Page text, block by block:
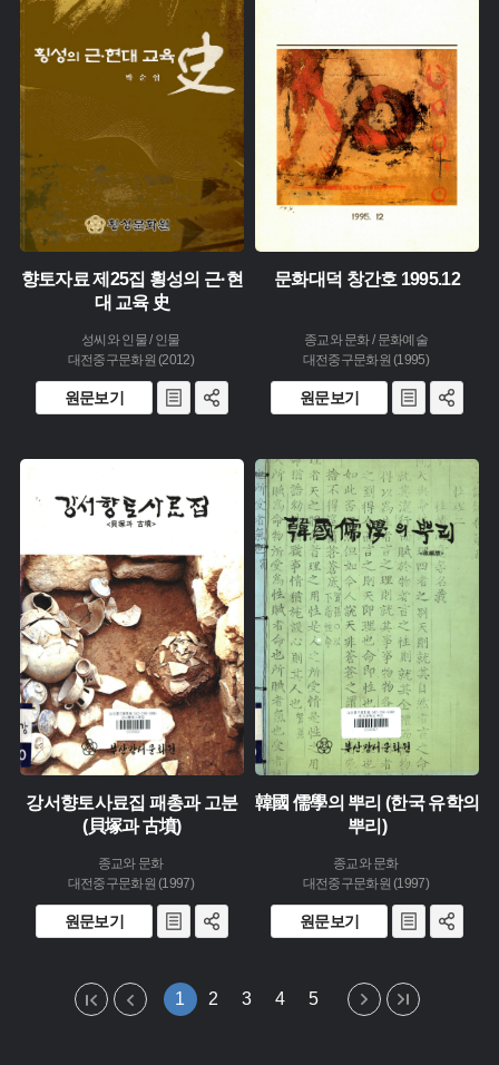
주제 :
유형 :
생산 :
소장 :
향토자료 제25집 횡성의 근·현
대 교육 史
성씨와 인물 / 인물
대전중구문화원 (2012)
원문보기
생산 :
소장 :
문화대덕 창간호 1995.12
종교와 문화 / 문화예술
대전중구문화원 (1995)
원문보기
유형 :
발행 :
생산 :
소장 :
강서향토사료집 패총과 고분
(貝塚과 古墳)
종교와 문화
대전중구문화원 (1997)
원문보기
주제 :
유형 :
발행 :
생산 :
소장 :
韓國 儒學의 뿌리 (한국 유학의
뿌리)
종교와 문화
대전중구문화원 (1997)
원문보기
1 2 3 4 5